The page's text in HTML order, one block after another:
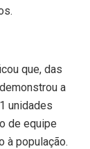
que, das
a
unidades
de equipe
à população.